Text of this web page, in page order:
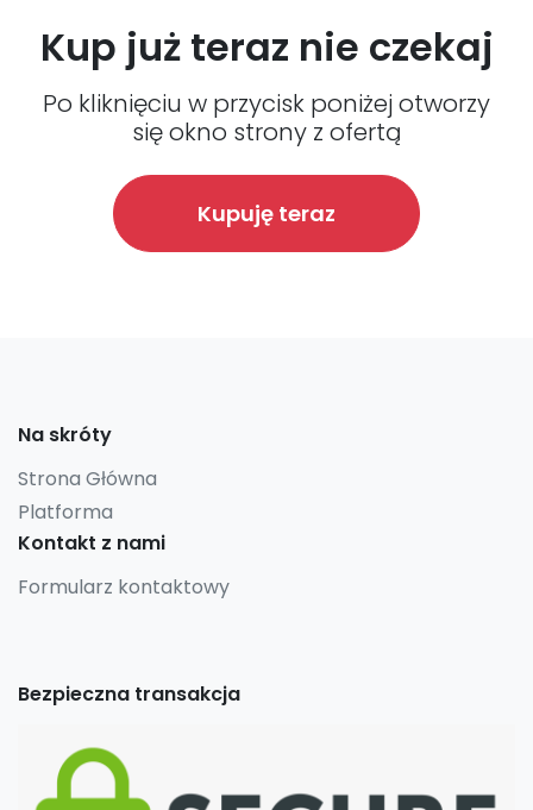
Kup już teraz nie czekaj
Po kliknięciu w przycisk poniżej otworzy
się okno strony z ofertą
Kupuję teraz
Na skróty
Strona Główna
Platforma
Kontakt z nami
Formularz kontaktowy
Bezpieczna transakcja